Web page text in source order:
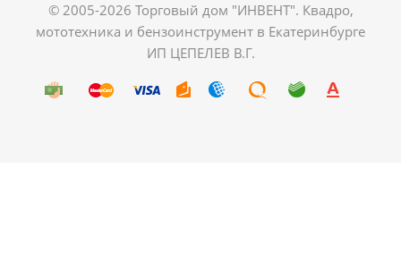
© 2005-2026 Торговый дом "ИНВЕНТ". Квадро,
мототехника и бензоинструмент в Екатеринбурге
ИП ЦЕПЕЛЕВ В.Г.